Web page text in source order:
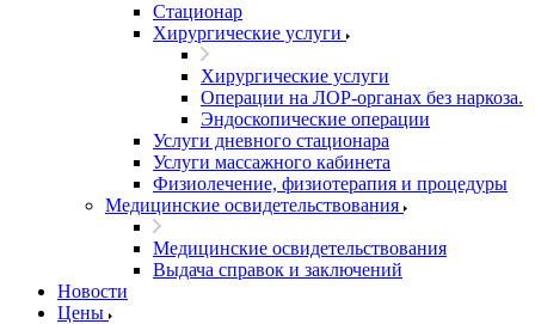
Стационар
Хирургические услуги
Хирургические услуги
Операции на ЛОР-органах без наркоза.
Эндоскопические операции
Услуги дневного стационара
Услуги массажного кабинета
Физиолечение, физиотерапия и процедуры
Медицинские освидетельствования
Медицинские освидетельствования
Выдача справок и заключений
Новости
Цены